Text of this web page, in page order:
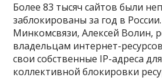
Более 83 тысяч сайтов были
заблокированы за год в
Минкомсвязи, Алексей Волин,
владельцам интернет-
свои собственные IP-адреса
коллективной блокировки